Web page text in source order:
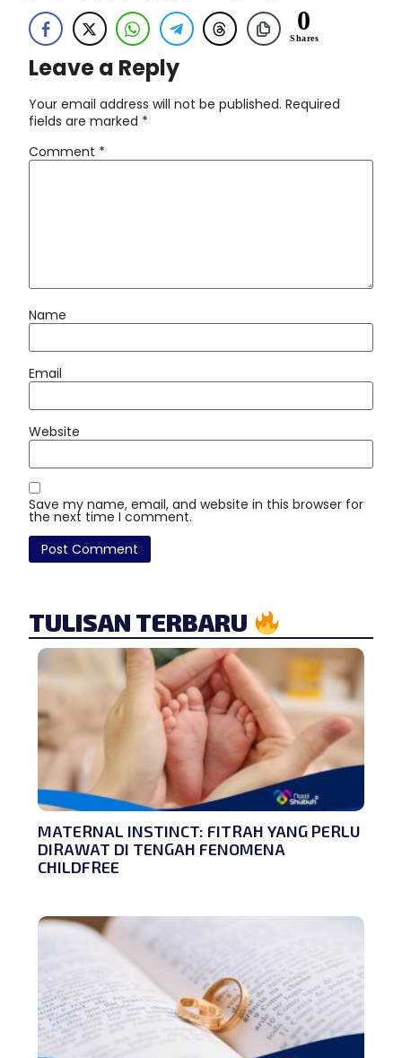
0
Shares
Leave a Reply
Your email address will not be published. Required
fields are marked *
Comment *
Name
Email
Website
Save my name, email, and website in this browser for
the next time I comment.
TULISAN TERBARU
MATERNAL INSTINCT: FITRAH YANG PERLU
DIRAWAT DI TENGAH FENOMENA
CHILDFREE